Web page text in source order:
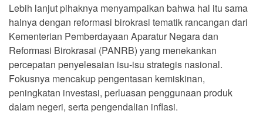
Lebih lanjut pihaknya menyampaikan bahwa hal itu sama
halnya dengan reformasi birokrasi tematik rancangan dari
Kementerian Pemberdayaan Aparatur Negara dan
Reformasi Birokrasai (PANRB) yang menekankan
percepatan penyelesaian isu-isu strategis nasional.
Fokusnya mencakup pengentasan kemiskinan,
peningkatan investasi, perluasan penggunaan produk
dalam negeri, serta pengendalian inflasi.